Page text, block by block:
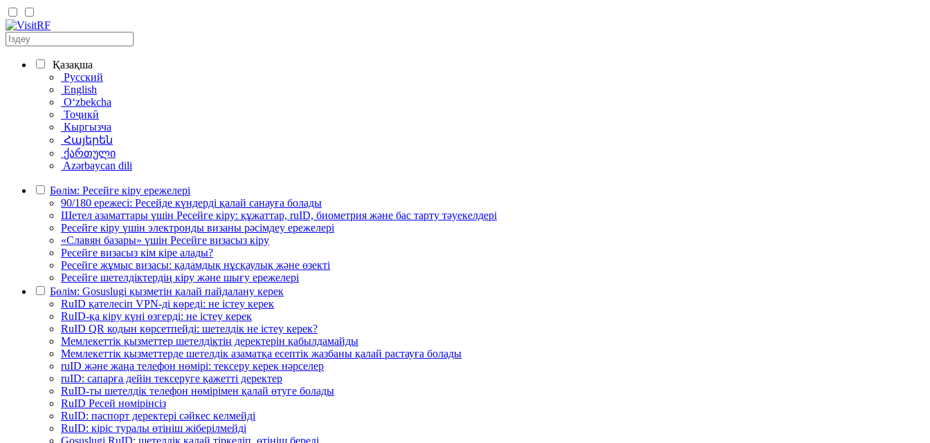
Қазақша
Русский
English
Oʻzbekcha
Тоҷикӣ
Кыргызча
Հայերեն
ქართული
Azərbaycan dili
Бөлім: Ресейге кіру ережелері
90/180 ережесі: Ресейде күндерді қалай санауға болады
Шетел азаматтары үшін Ресейге кіру: құжаттар, ruID, биометрия және бас тарту тәуекелдері
Ресейге кіру үшін электронды визаны рәсімдеу ережелері
«Славян базары» үшін Ресейге визасыз кіру
Ресейге визасыз кім кіре алады?
Ресейге жұмыс визасы: қадамдық нұсқаулық және өзекті
Ресейге шетелдіктердің кіру және шығу ережелері
Бөлім: Gosuslugi қызметін қалай пайдалану керек
RuID қателесіп VPN-ді көреді: не істеу керек
RuID-қа кіру күні өзгерді: не істеу керек
RuID QR кодын көрсетпейді: шетелдік не істеу керек?
Мемлекеттік қызметтер шетелдіктің деректерін қабылдамайды
Мемлекеттік қызметтерде шетелдік азаматқа есептік жазбаны қалай растауға болады
ruID және жаңа телефон нөмірі: тексеру керек нәрселер
ruID: сапарға дейін тексеруге қажетті деректер
RuID-ты шетелдік телефон нөмірімен қалай өтуге болады
RuID Ресей нөмірінсіз
RuID: паспорт деректері сәйкес келмейді
RuID: кіріс туралы өтініш жіберілмейді
Gosuslugi RuID: шетелдік қалай тіркеліп, өтініш береді